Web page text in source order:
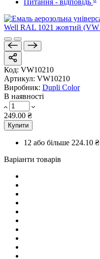
Питання - відповідь
Код: VW10210
Артикул: VW10210
Виробник: Dupli Color
В наявності
249.00 ₴
Купити
12 або більше 224.10 ₴
Варіанти товарів